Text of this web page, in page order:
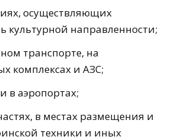
осуществляющих
культурной направленности;
транспорте, на
комплексах и АЗС;
в аэропортах;
в местах размещения и
техники и иных